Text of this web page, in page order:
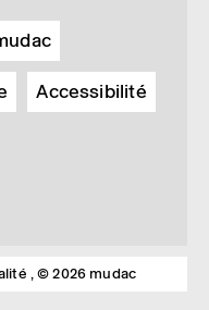
Accessibilité
© 2026 mudac